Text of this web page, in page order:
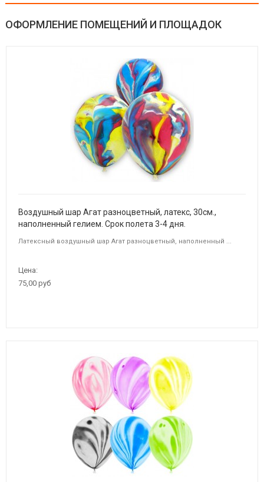
ОФОРМЛЕНИЕ ПОМЕЩЕНИЙ И ПЛОЩАДОК
Воздушный шар Агат разноцветный, латекс, 30см.,
наполненный гелием. Срок полета 3-4 дня.
Латексный воздушный шар Агат разноцветный, наполненный ...
Цена:
75,00 руб